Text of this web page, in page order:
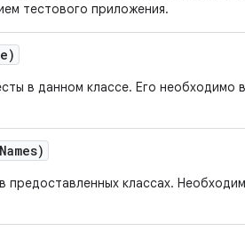
тестового приложения.
в данном классе. Его необходимо
Names)
предоставленных классах.